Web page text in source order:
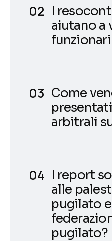
I
aiutano a
Come
arbitrali
I report
alle
pugilato
pugilato?